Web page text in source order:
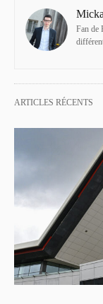
Fan de
ARTICLES RÉCENTS